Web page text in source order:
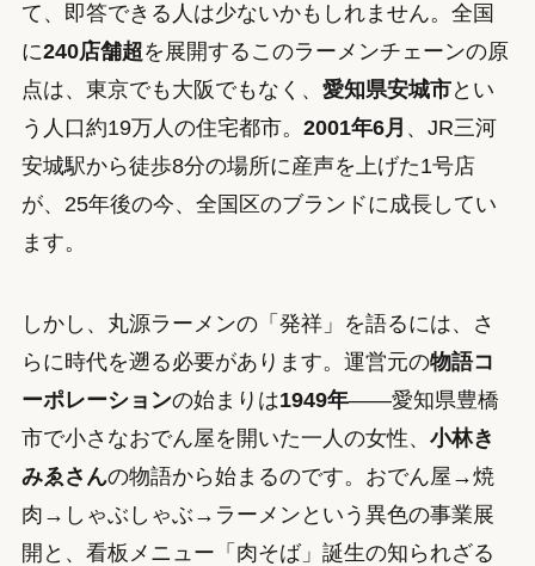
て、即答できる人は少ないかもしれません。全国
に240店舗超を展開するこのラーメンチェーンの原
点は、東京でも大阪でもなく、 愛知県安城市とい
う人口約19万人の住宅都市。 2001年6月 、JR三河
安城駅から徒歩8分の場所に産声を上げた1号店
が、25年後の今、全国区のブランドに成長してい
ます。
しかし、丸源ラーメンの「発祥」を語るには、さ
らに時代を遡る必要があります。運営元の物語コ
ーポレーションの始まりは1949年——愛知県豊橋
市で小さなおでん屋を開いた一人の女性、 小林き
みゑさんの物語から始まるのです。おでん屋→焼
肉→しゃぶしゃぶ→ラーメンという異色の事業展
開と、看板メニュー「肉そば」誕生の知られざる